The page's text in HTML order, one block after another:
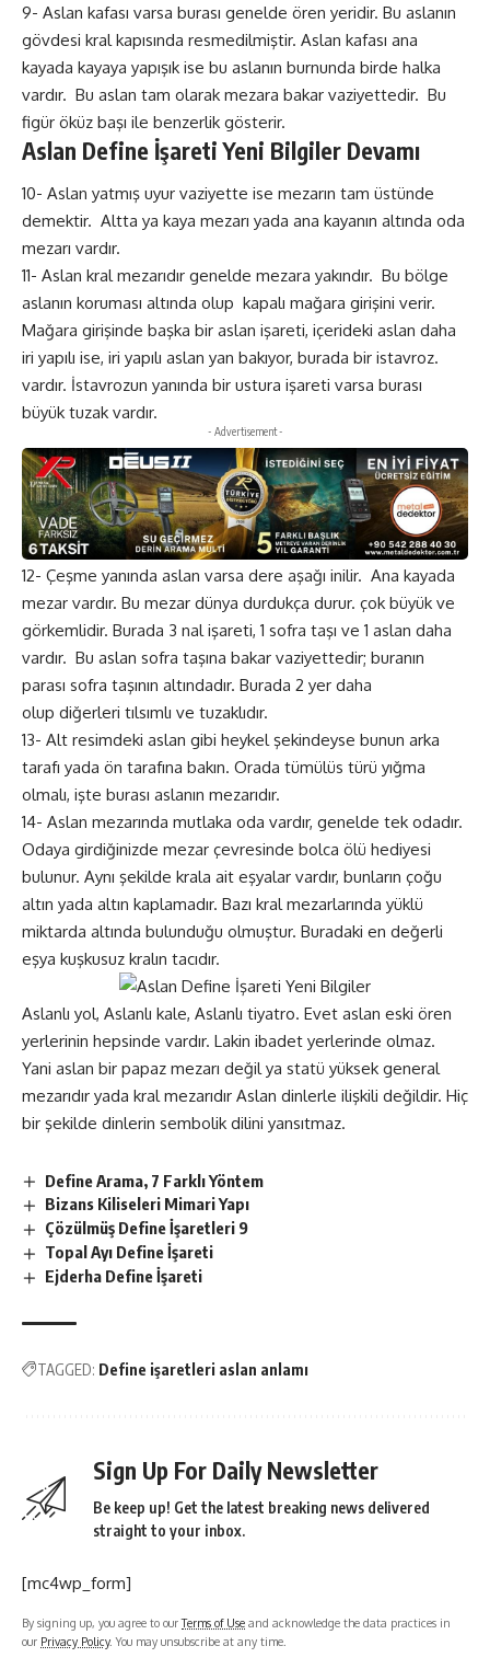
9- Aslan kafası varsa burası genelde ören yeridir. Bu aslanın
gövdesi kral kapısında resmedilmiştir. Aslan kafası ana
kayada kayaya yapışık ise bu aslanın burnunda birde halka
vardır. Bu aslan tam olarak mezara bakar vaziyettedir. Bu
figür öküz başı ile benzerlik gösterir.
Aslan Define İşareti Yeni Bilgiler Devamı
10- Aslan yatmış uyur vaziyette ise mezarın tam üstünde
demektir. Altta ya kaya mezarı yada ana kayanın altında oda
mezarı vardır.
11- Aslan kral mezarıdır genelde mezara yakındır. Bu bölge
aslanın koruması altında olup kapalı mağara girişini verir.
Mağara girişinde başka bir aslan işareti, içerideki aslan daha
iri yapılı ise, iri yapılı aslan yan bakıyor, burada bir istavroz.
vardır. İstavrozun yanında bir ustura işareti varsa burası
büyük tuzak vardır.
- Advertisement -
12- Çeşme yanında aslan varsa dere aşağı inilir. Ana kayada
mezar vardır. Bu mezar dünya durdukça durur. çok büyük ve
görkemlidir. Burada 3 nal işareti, 1 sofra taşı ve 1 aslan daha
vardır. Bu aslan sofra taşına bakar vaziyettedir; buranın
parası sofra taşının altındadır. Burada 2 yer daha
olup diğerleri tılsımlı ve tuzaklıdır.
13- Alt resimdeki aslan gibi heykel şekindeyse bunun arka
tarafı yada ön tarafına bakın. Orada tümülüs türü yığma
olmalı, işte burası aslanın mezarıdır.
14- Aslan mezarında mutlaka oda vardır, genelde tek odadır.
Odaya girdiğinizde mezar çevresinde bolca ölü hediyesi
bulunur. Aynı şekilde krala ait eşyalar vardır, bunların çoğu
altın yada altın kaplamadır. Bazı kral mezarlarında yüklü
miktarda altında bulunduğu olmuştur. Buradaki en değerli
eşya kuşkusuz kralın tacıdır.
Aslanlı yol, Aslanlı kale, Aslanlı tiyatro. Evet aslan eski ören
yerlerinin hepsinde vardır. Lakin ibadet yerlerinde olmaz.
Yani aslan bir papaz mezarı değil ya statü yüksek general
mezarıdır yada kral mezarıdır Aslan dinlerle ilişkili değildir. Hiç
bir şekilde dinlerin sembolik dilini yansıtmaz.
Define Arama, 7 Farklı Yöntem
Bizans Kiliseleri Mimari Yapı
Çözülmüş Define İşaretleri 9
Topal Ayı Define İşareti
Ejderha Define İşareti
TAGGED: Define işaretleri aslan anlamı
Sign Up For Daily Newsletter
Be keep up! Get the latest breaking news delivered
straight to your inbox.
[mc4wp_form]
By signing up, you agree to ourTerms of Use and acknowledge the data practices in
our Privacy Policy. You may unsubscribe at any time.